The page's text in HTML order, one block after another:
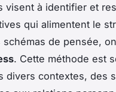
visent à identifier et
qui alimentent le
de pensée,
. Cette méthode est
divers contextes, des